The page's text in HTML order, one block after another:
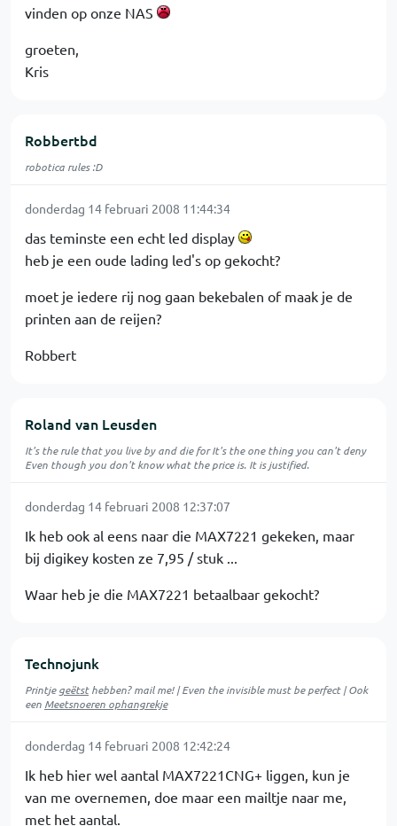
vinden op onze NAS
groeten,
Kris
Robbertbd
robotica rules :D
donderdag 14 februari 2008 11:44:34
das teminste een echt led display
heb je een oude lading led's op gekocht?
moet je iedere rij nog gaan bekebalen of maak je de
printen aan de reijen?
Robbert
Roland van Leusden
It's the rule that you live by and die for It's the one thing you can't deny
Even though you don't know what the price is. It is justified.
donderdag 14 februari 2008 12:37:07
Ik heb ook al eens naar die MAX7221 gekeken, maar
bij digikey kosten ze 7,95 / stuk ...
Waar heb je die MAX7221 betaalbaar gekocht?
Technojunk
Printjegeëtsthebben? mail me! | Even the invisible must be perfect | Ook
een Meetsnoeren ophangrekje
donderdag 14 februari 2008 12:42:24
Ik heb hier wel aantal MAX7221CNG+ liggen, kun je
van me overnemen, doe maar een mailtje naar me,
met het aantal.